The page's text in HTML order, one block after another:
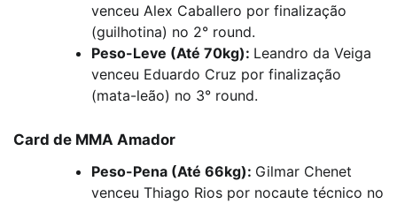
venceu Alex Caballero por finalização
(guilhotina) no 2° round.
Peso-Leve (Até 70kg): Leandro da Veiga
venceu Eduardo Cruz por finalização
(mata-leão) no 3° round.
Card de MMA Amador
Peso-Pena (Até 66kg): Gilmar Chenet
venceu Thiago Rios por nocaute técnico no